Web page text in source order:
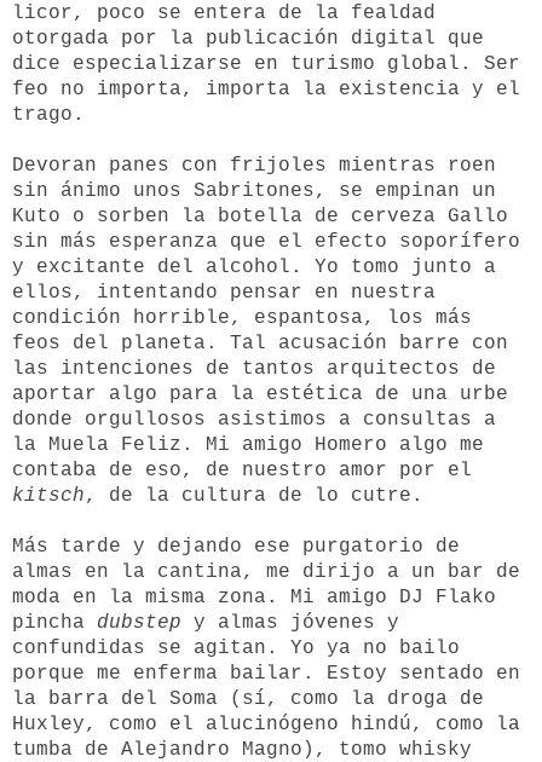
licor, poco se entera de la fealdad
otorgada por la publicación digital que
dice especializarse en turismo global. Ser
feo no importa, importa la existencia y el
trago.
Devoran panes con frijoles mientras roen
sin ánimo unos Sabritones, se empinan un
Kuto o sorben la botella de cerveza Gallo
sin más esperanza que el efecto soporífero
y excitante del alcohol. Yo tomo junto a
ellos, intentando pensar en nuestra
condición horrible, espantosa, los más
feos del planeta. Tal acusación barre con
las intenciones de tantos arquitectos de
aportar algo para la estética de una urbe
donde orgullosos asistimos a consultas a
la Muela Feliz. Mi amigo Homero algo me
contaba de eso, de nuestro amor por el
kitsch, de la cultura de lo cutre.
Más tarde y dejando ese purgatorio de
almas en la cantina, me dirijo a un bar de
moda en la misma zona. Mi amigo DJ Flako
pincha dubstep y almas jóvenes y
confundidas se agitan. Yo ya no bailo
porque me enferma bailar. Estoy sentado en
la barra del Soma (sí, como la droga de
Huxley, como el alucinógeno hindú, como la
tumba de Alejandro Magno), tomo whisky